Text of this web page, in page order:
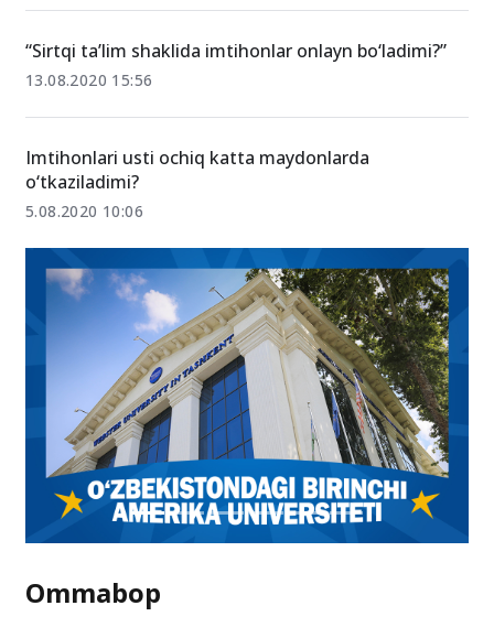
jurnalistik ishlar uchun 15 000 dollargacha grant!
12.04.2022 11:31
“Sirtqi ta’lim shaklida imtihonlar onlayn bo‘ladimi?”
13.08.2020 15:56
o‘tkaziladimi?
5.08.2020 10:06